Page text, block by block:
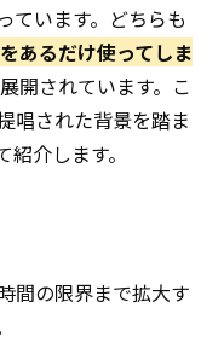
ています。どちらも
あるだけ使ってしま
開されています。こ
唱された背景を踏ま
介します。
間の限界まで拡大す